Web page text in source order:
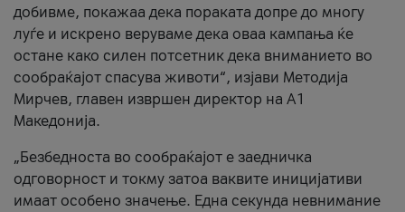
добивме, покажаа дека пораката допре до многу
луѓе и искрено веруваме дека оваа кампања ќе
остане како силен потсетник дека вниманието во
сообраќајот спасува животи“, изјави Методија
Мирчев, главен извршен директор на А1
Македонија.
„Безбедноста во сообраќајот е заедничка
одговорност и токму затоа ваквите иницијативи
имаат особено значење. Една секунда невнимание